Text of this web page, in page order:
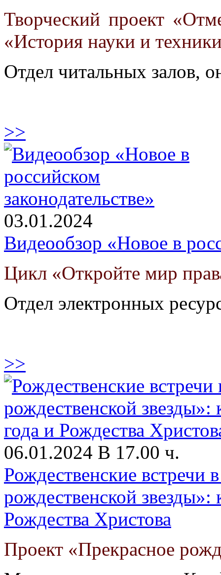
Творческий проект
«История науки и
Отдел читальных залов,
>>
03.01.2024
Видеообзор «Новое в
Цикл «Откройте мир
Отдел электронных
>>
06.01.2024 В 17.00 ч.
Рождественские встречи
рождественской
Рождества Христова
Проект «Прекрасное